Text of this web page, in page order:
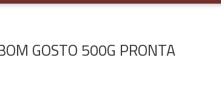
GOSTO 500G PRONTA